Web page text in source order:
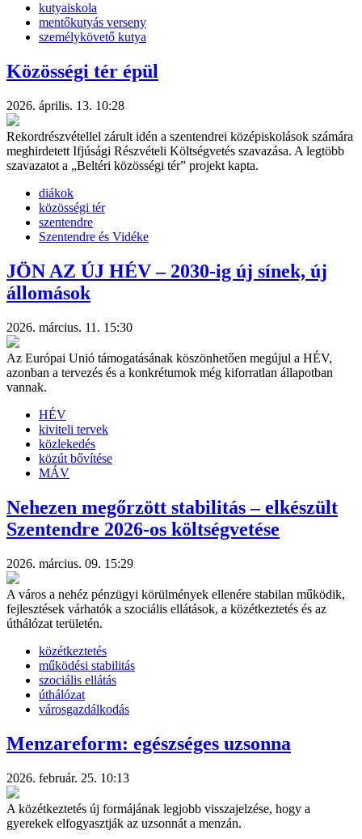
kutyaiskola
mentőkutyás verseny
személykövető kutya
Közösségi tér épül
2026. április. 13. 10:28
Rekordrészvétellel zárult idén a szentendrei középiskolások számára
meghirdetett Ifjúsági Részvételi Költségvetés szavazása. A legtöbb
szavazatot a „Beltéri közösségi tér” projekt kapta.
diákok
közösségi tér
szentendre
Szentendre és Vidéke
JÖN AZ ÚJ HÉV – 2030-ig új sínek, új
állomások
2026. március. 11. 15:30
Az Európai Unió támogatásának köszönhetően megújul a HÉV,
azonban a tervezés és a konkrétumok még kiforratlan állapotban
vannak.
HÉV
kiviteli tervek
közlekedés
közút bővítése
MÁV
Nehezen megőrzött stabilitás – elkészült
Szentendre 2026-os költségvetése
2026. március. 09. 15:29
A város a nehéz pénzügyi körülmények ellenére stabilan működik,
fejlesztések várhatók a szociális ellátások, a közétkeztetés és az
úthálózat területén.
közétkeztetés
működési stabilitás
szociális ellátás
úthálózat
városgazdálkodás
Menzareform: egészséges uzsonna
2026. február. 25. 10:13
A közétkeztetés új formájának legjobb visszajelzése, hogy a
gyerekek elfogyasztják az uzsonnát a menzán.